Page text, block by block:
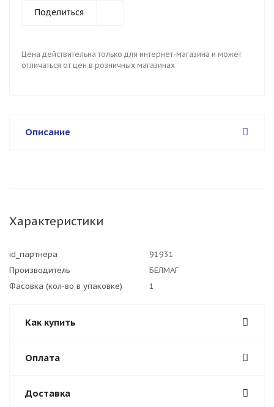
Поделиться
Цена действительна только для интернет-магазина и может
отличаться от цен в розничных магазинах
Описание
Характеристики
id_партнера
91931
Производитель
БЕЛМАГ
Фасовка (кол-во в упаковке)
1
Как купить
Оплата
Доставка